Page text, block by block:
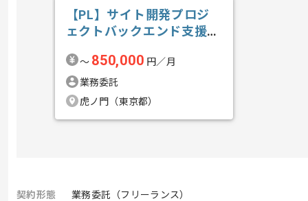
【PL】サイト開発プロジ
ェクトバックエンド支援の
〜 850,000 円／月
業務委託
虎ノ門（東京都）
契約形態
業務委託（フリーランス）